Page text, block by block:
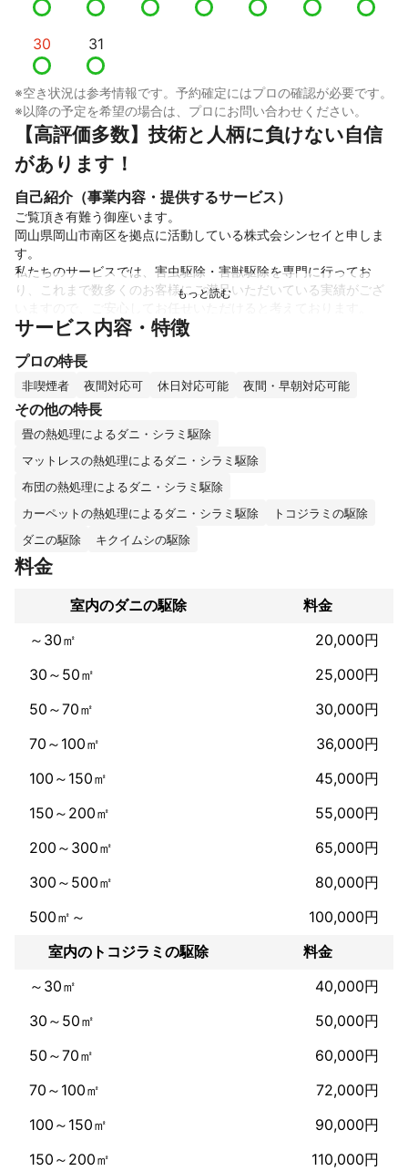
30 31
※空き状況は参考情報です。予約確定にはプロの確認が必要です。
※以降の予定を希望の場合は、プロにお問い合わせください。
【高評価多数】技術と人柄に負けない自信
があります！
自己紹介（事業内容・提供するサービス）
ご覧頂き有難う御座います。
岡山県岡山市南区を拠点に活動している株式会シンセイと申しま
す。
私たちのサービスでは、害虫駆除・害獣駆除を専門に行ってお
り、これまで数多くのお客様にご満足いただいている実績がござ
夜間対応◎
早朝対応◎
また、ご希望があれば施工後に皆様が安心して生活を送っていた
だける様に害虫・害獣対策のアドバイス等も行わせております。
これまでの実績
アピールポイント
当社では技術研修だけでなくセールスマナーや基本的な社会のマ
結果当社をご利用頂いたお客様からは施工以外にも施工スタッフ
皆様も安心して当社にお任せ下さい。
サービス内容・特徴
プロの特長
非喫煙者 夜間対応可 休日対応可能 夜間・早朝対応可能
その他の特長
畳の熱処理によるダニ・シラミ駆除
マットレスの熱処理によるダニ・シラミ駆除
布団の熱処理によるダニ・シラミ駆除
カーペットの熱処理によるダニ・シラミ駆除
トコジラミの駆除
ダニの駆除
キクイムシの駆除
料金
室内のダニの駆除
料金
～30㎡
20,000円
30～50㎡
25,000円
50～70㎡
30,000円
70～100㎡
36,000円
100～150㎡
45,000円
150～200㎡
55,000円
200～300㎡
65,000円
300～500㎡
80,000円
500㎡～
100,000円
室内のトコジラミの駆除
料金
～30㎡
40,000円
30～50㎡
50,000円
50～70㎡
60,000円
70～100㎡
72,000円
100～150㎡
90,000円
150～200㎡
110,000円